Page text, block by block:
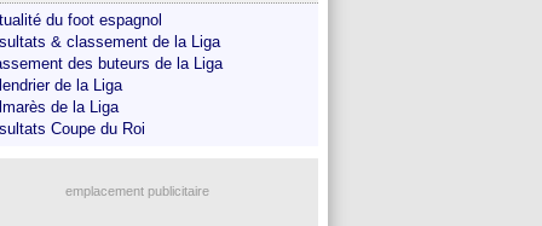
du foot espagnol
& classement de la Liga
des buteurs de la Liga
de la Liga
de la Liga
Coupe du Roi
emplacement publicitaire